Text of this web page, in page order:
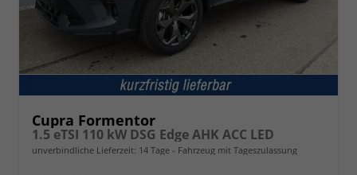
Cupra Formentor
1.5 eTSI 110 kW DSG Edge AHK ACC LED
unverbindliche Lieferzeit: 14 Tage Fahrzeug mit Tageszulassung